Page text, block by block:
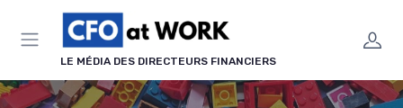
LE MÉDIA DES DIRECTEURS FINANCIERS
Panneau de gestion des cookies